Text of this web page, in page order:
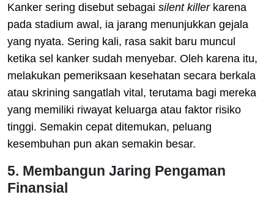
Kanker sering disebut sebagai silent killerkarena
pada stadium awal, ia jarang menunjukkan gejala
yang nyata. Sering kali, rasa sakit baru muncul
ketika sel kanker sudah menyebar. Oleh karena itu,
melakukan pemeriksaan kesehatan secara berkala
atau skrining sangatlah vital, terutama bagi mereka
yang memiliki riwayat keluarga atau faktor risiko
tinggi. Semakin cepat ditemukan, peluang
kesembuhan pun akan semakin besar.
5. Membangun Jaring Pengaman
Finansial